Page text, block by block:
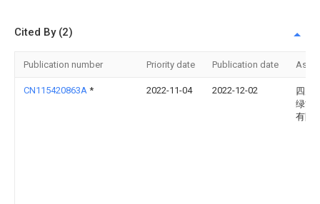
Cited By (2)
Publication number Priority date Publication date
CN115420863A * 2022-11-04 2022-12-02
四川
绿能
有限